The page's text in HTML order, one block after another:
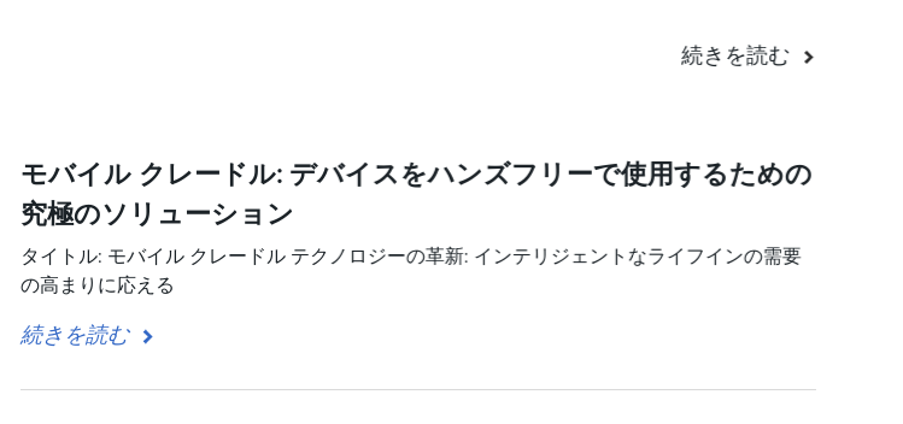
続きを読む
モバイル クレードル: デバイスをハンズフリーで使用するための
究極のソリューション
タイトル: モバイル クレードル テクノロジーの革新: インテリジェントなライフインの需要
の高まりに応える
続きを読む